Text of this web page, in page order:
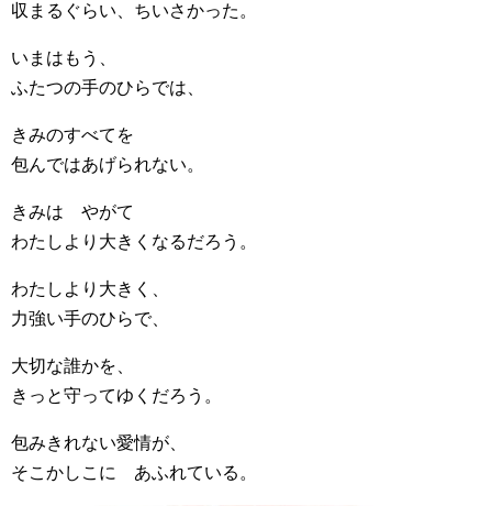
収まるぐらい、ちいさかった。
いまはもう、
ふたつの手のひらでは、
きみのすべてを
包んではあげられない。
きみは やがて
わたしより大きくなるだろう。
わたしより大きく、
力強い手のひらで、
大切な誰かを、
きっと守ってゆくだろう。
包みきれない愛情が、
そこかしこに あふれている。